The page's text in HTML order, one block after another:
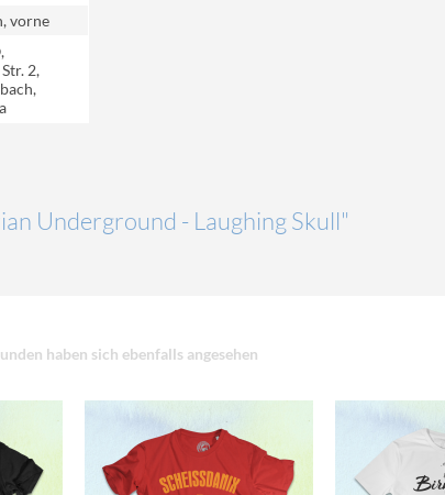
vorne
2,
Underground - Laughing Skull"
haben sich ebenfalls angesehen